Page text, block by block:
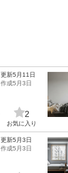
更新5月11日
作成5月3日
2
お気に入り
更新5月3日
作成5月3日